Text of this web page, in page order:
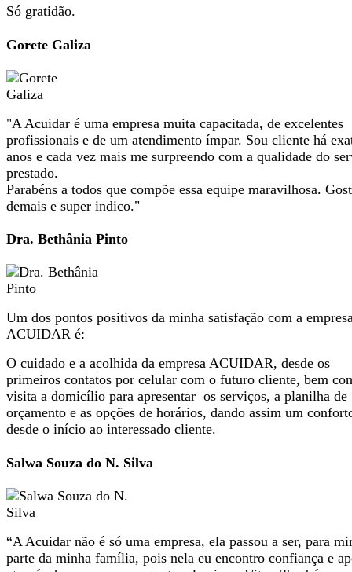
Só gratidão.
Gorete Galiza
"A Acuidar é uma empresa muita capacitada, de excelentes
profissionais e de um atendimento ímpar. Sou cliente há
anos e cada vez mais me surpreendo com a qualidade do
prestado.
Parabéns a todos que compõe essa equipe maravilhosa.
demais e super indico."
Dra. Bethânia Pinto
Um dos pontos positivos da minha satisfação com a
ACUIDAR é:
O cuidado e a acolhida da empresa ACUIDAR, desde os
primeiros contatos por celular com o futuro cliente, bem
visita a domicílio para apresentar os serviços, a planilha de
orçamento e as opções de horários, dando assim um
desde o início ao interessado cliente.
Salwa Souza do N. Silva
“A Acuidar não é só uma empresa, ela passou a ser, para
parte da minha família, pois nela eu encontro confiança e